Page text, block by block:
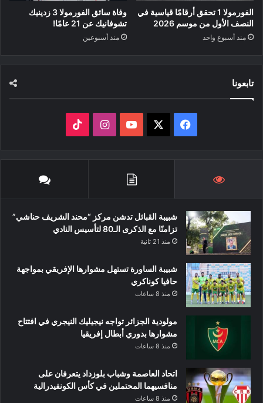
الفورمولا 1 تحقق أرقامًا قياسية في
النصف الأول من موسم 2026
منذ أسبوع واحد
وفاة سائق الفورمولا 3 زدينيك
تشوفانيك عن 21 عامًا!
منذ أسبوعين
تابعونا
فيسبوك ‫YouTubeانستقرام
شبيبة القبائل تدشن مركز “محند الشريف حناشي”
تزامنًا مع الذكرى الـ80 لتأسيس النادي
منذ 21 ثانية
شبيبة الساورة تستهل مشوارها الإفريقي بمواجهة
حافيا كوناكري
منذ 8 ساعات
مولودية الجزائر تواجه نيجيليك النيجري في افتتاح
مشوارها بدوري أبطال إفريقيا
منذ 8 ساعات
اتحاد العاصمة وشباب بلوزداد يتعرفان على
منافسيهما المحتملين في كأس الكونفيدرالية
منذ 8 ساعات